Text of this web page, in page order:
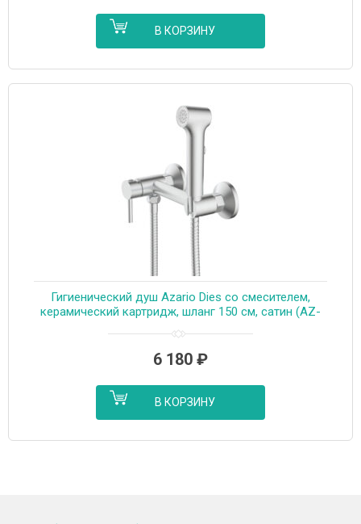
В КОРЗИНУ
Гигиенический душ Azario Dies со смесителем,
керамический картридж, шланг 150 см, сатин (AZ-
6 180 ₽
В КОРЗИНУ